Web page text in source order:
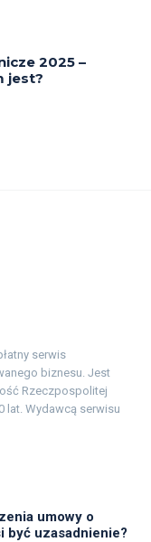
serwis
biznesu. Jest
Rzeczpospolitej
lat. Wydawcą serwisu
umowy o
być uzasadnienie?